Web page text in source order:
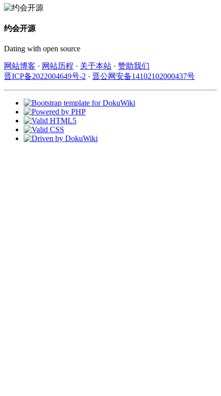
约会开源
Dating with open source
网站博客 · 网站历程 · 关于本站 · 赞助我们
晋ICP备2022004649号-2 · 晋公网安备14102102000437号